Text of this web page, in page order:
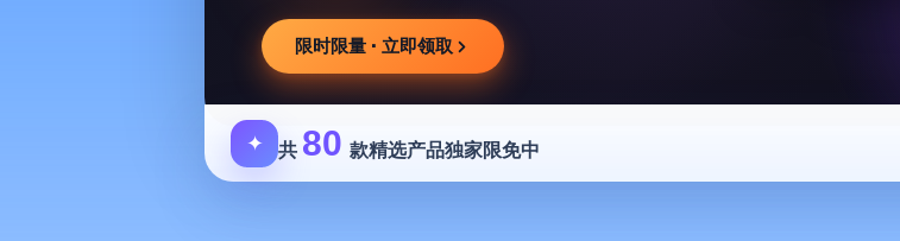
限时限量 · 立即领取
✦ 共 80 款精选产品独家限免中